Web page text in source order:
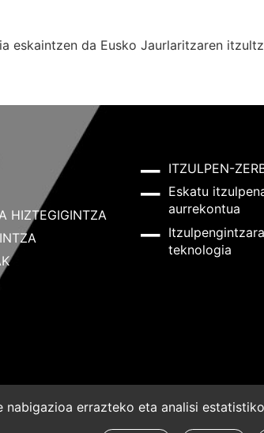
eskaintzen da Eusko Jaurlaritzaren
HIZTEGIGINTZA
ITZULPEN-
Eskatu
aurrekontua
teknologia
politika
errazteko eta analisi